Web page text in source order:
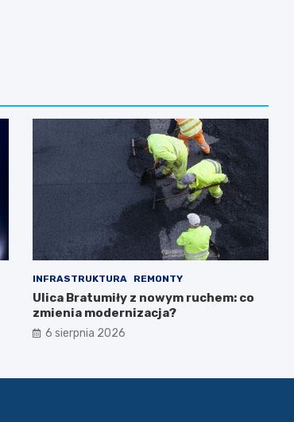
INFRASTRUKTURA REMONTY
Ulica Bratumiły z nowym ruchem: co
zmienia modernizacja?
6 sierpnia 2026